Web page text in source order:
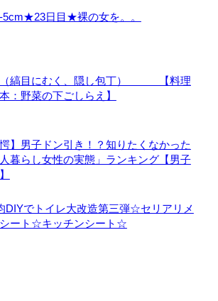
5cm★23日目★裸の女を。。
（縞目にむく、隠し包丁） 【料理
：野菜の下ごしらえ】
愕】男子ドン引き！？知りたくなかった
人暮らし女性の実態」ランキング【男子
DIYでトイレ大改造第三弾☆セリアリメ
ート☆キッチンシート☆